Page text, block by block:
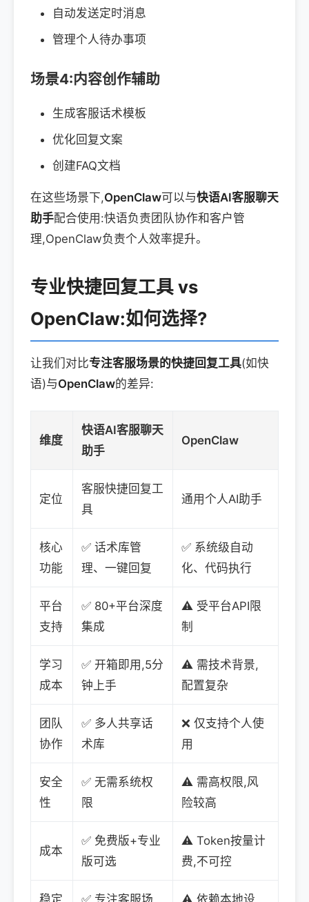
自动发送定时消息
管理个人待办事项
场景4:内容创作辅助
生成客服话术模板
优化回复文案
创建FAQ文档
在这些场景下,OpenClaw可以与快语AI客服聊天
助手配合使用:快语负责团队协作和客户管
理,OpenClaw负责个人效率提升。
专业快捷回复工具 vs
OpenClaw:如何选择?
让我们对比专注客服场景的快捷回复工具(如快
语)与OpenClaw的差异:
维度
快语AI客服聊天
助手
OpenClaw
定位
客服快捷回复工
具
通用个人AI助手
核心
功能
✅ 话术库管
理、一键回复
✅ 系统级自动
化、代码执行
平台
支持
✅ 80+平台深度
集成
⚠️ 受平台API限
制
学习
成本
✅ 开箱即用,5分
钟上手
⚠️ 需技术背景,
配置复杂
团队
协作
✅ 多人共享话
术库
❌ 仅支持个人使
用
安全
性
✅ 无需系统权
限
⚠️ 需高权限,风
险较高
成本
✅ 免费版+专业
版可选
⚠️ Token按量计
费,不可控
稳定
✅ 专注客服场
⚠️ 依赖本地设